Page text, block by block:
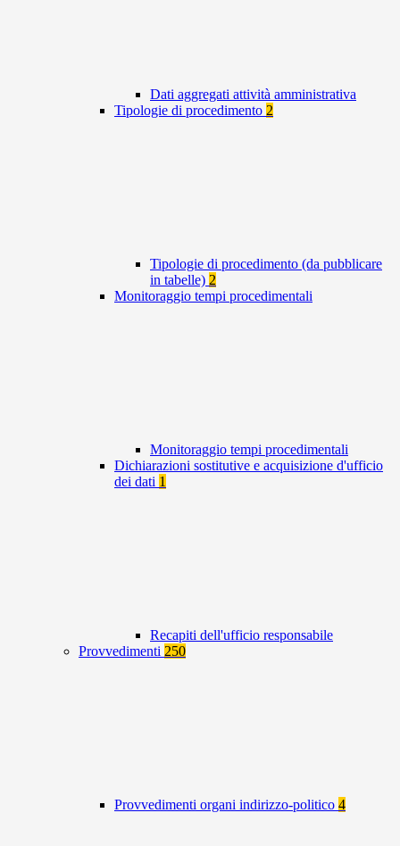
Dati aggregati attività amministrativa
Tipologie di procedimento 2
Tipologie di procedimento (da pubblicare
in tabelle) 2
Monitoraggio tempi procedimentali
Monitoraggio tempi procedimentali
Dichiarazioni sostitutive e acquisizione d'ufficio
dei dati 1
Recapiti dell'ufficio responsabile
Provvedimenti 250
Provvedimenti organi indirizzo-politico 4